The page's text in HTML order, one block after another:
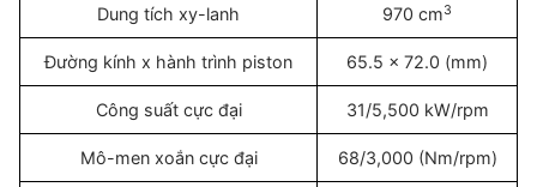
Dung tích xy-lanh 970 cm3
Đường kính x hành trình piston 65.5 x 72.0 (mm)
Công suất cực đại 31/5,500 kW/rpm
Mô-men xoắn cực đại 68/3,000 (Nm/rpm)